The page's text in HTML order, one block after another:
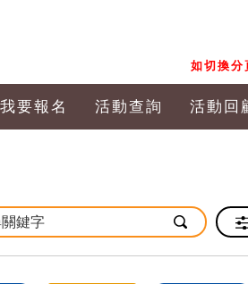
如切換分
我要報名 活動查詢 活動回